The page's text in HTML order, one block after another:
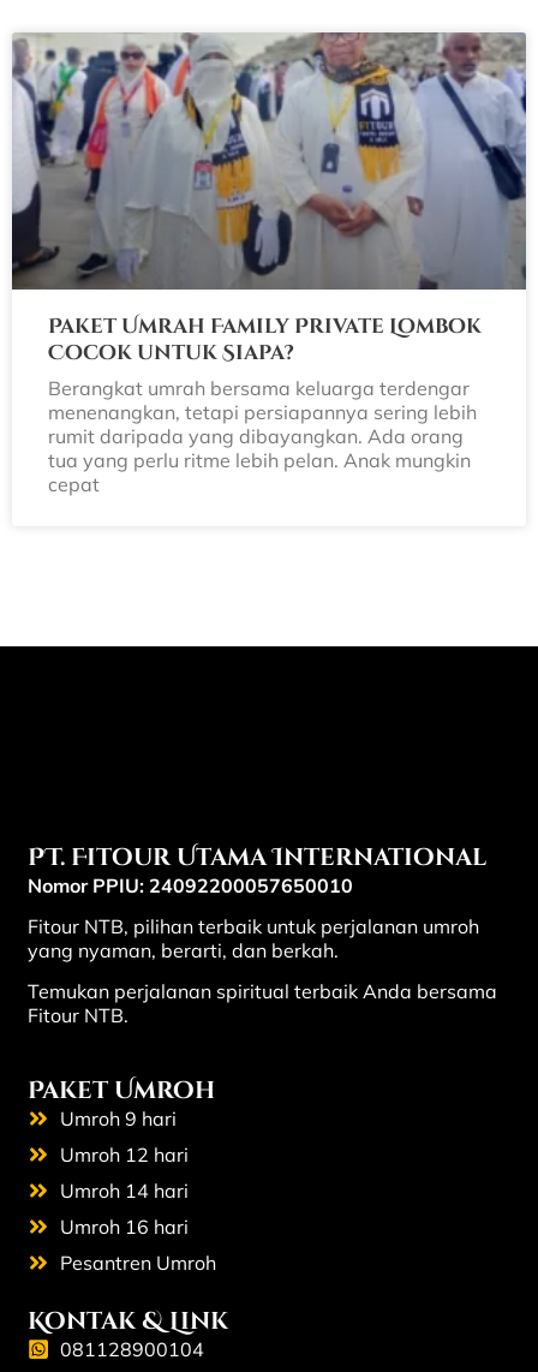
Paket Umrah Family Private Lombok
Cocok untuk Siapa?
Berangkat umrah bersama keluarga terdengar
menenangkan, tetapi persiapannya sering lebih
rumit daripada yang dibayangkan. Ada orang
tua yang perlu ritme lebih pelan. Anak mungkin
cepat
PT. Fitour Utama International
Nomor PPIU: 24092200057650010
Fitour NTB, pilihan terbaik untuk perjalanan umroh
yang nyaman, berarti, dan berkah.
Temukan perjalanan spiritual terbaik Anda bersama
Fitour NTB.
Paket Umroh
Umroh 9 hari
Umroh 12 hari
Umroh 14 hari
Umroh 16 hari
Pesantren Umroh
Kontak & Link
081128900104